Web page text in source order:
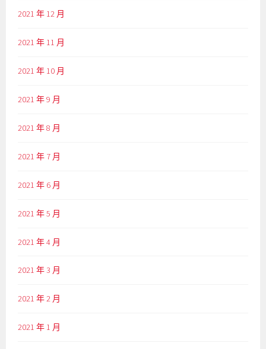
2021 年 12 月
2021 年 11 月
2021 年 10 月
2021 年 9 月
2021 年 8 月
2021 年 7 月
2021 年 6 月
2021 年 5 月
2021 年 4 月
2021 年 3 月
2021 年 2 月
2021 年 1 月